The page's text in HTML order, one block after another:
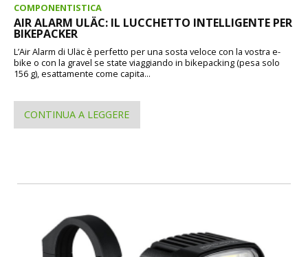
COMPONENTISTICA
AIR ALARM ULÄC: IL LUCCHETTO INTELLIGENTE PER
BIKEPACKER
L’Air Alarm di Uläc è perfetto per una sosta veloce con la vostra e-
bike o con la gravel se state viaggiando in bikepacking (pesa solo
156 g), esattamente come capita...
CONTINUA A LEGGERE